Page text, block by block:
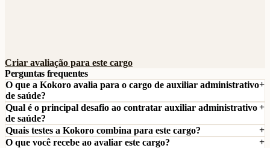
Criar avaliação para este cargo
Perguntas frequentes
O que a Kokoro avalia para o cargo de auxiliar administrativo
de saúde?
Qual é o principal desafio ao contratar auxiliar administrativo
de saúde?
Quais testes a Kokoro combina para este cargo?
O que você recebe ao avaliar este cargo?